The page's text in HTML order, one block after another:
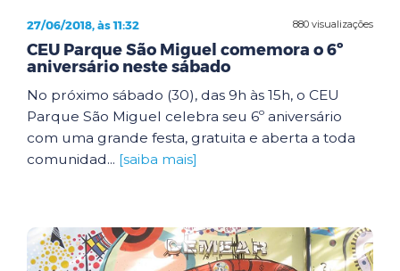
880 visualizações
27/06/2018, às 11:32
CEU Parque São Miguel comemora o 6º
aniversário neste sábado
No próximo sábado (30), das 9h às 15h, o CEU
Parque São Miguel celebra seu 6º aniversário
com uma grande festa, gratuita e aberta a toda
comunidad... [saiba mais]